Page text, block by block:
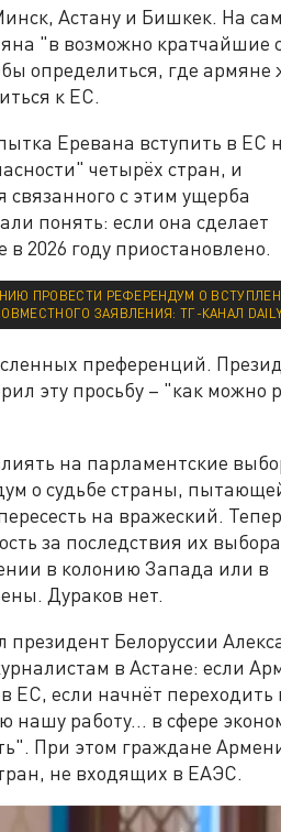
Астану и Бишкек. На
"в возможно кратчайшие
определиться, где армяне
к ЕС.
Еревана вступить в ЕС
четырёх стран, и
с этим ущерба
понять: если она сделает
2026 году приостановлено.
ПРОВЕСТИ РЕФЕРЕНДУМ О
ЗАЯВЛЕНИЯ: ТГ-КАНАЛ DAILY
преференций.
эту просьбу – "как можно
на парламентские
о судьбе страны,
на вражеский.
за последствия их
в колонию Запада или в
Дураков нет.
Белоруссии
в Астане: если
ЕС, если начнёт переходить
работу… в сфере
При этом граждане
не входящих в ЕАЭС.